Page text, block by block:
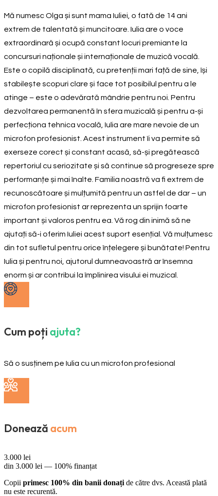
Mă numesc Olga și sunt mama Iuliei, o fată de 14 ani
extrem de talentată și muncitoare. Iulia are o voce
extraordinară și ocupă constant locuri premiante la
concursuri naționale și internaționale de muzică vocală.
Este o copilă disciplinată, cu pretenții mari față de sine, își
stabilește scopuri clare și face tot posibilul pentru a le
atinge – este o adevărată mândrie pentru noi. Pentru
dezvoltarea permanentă în sfera muzicală și pentru a-și
perfecționa tehnica vocală, Iulia are mare nevoie de un
microfon profesionist. Acest instrument îi va permite să
exerseze corect și constant acasă, să-și pregătească
repertoriul cu seriozitate și să continue să progreseze spre
performanțe și mai înalte. Familia noastră va fi extrem de
recunoscătoare și mulțumită pentru un astfel de dar – un
microfon profesionist ar reprezenta un sprijin foarte
important și valoros pentru ea. Vă rog din inimă să ne
ajutați să-i oferim Iuliei acest suport esențial. Vă mulțumesc
din tot sufletul pentru orice înțelegere și bunătate! Pentru
Iulia și pentru noi, ajutorul dumneavoastră ar însemna
enorm și ar contribui la împlinirea visului ei muzical.
Cum poți ajuta?
Să o susținem pe Iulia cu un microfon profesional
Donează acum
3.000 lei
din 3.000 lei — 100% finanțat
Copii primesc 100% din banii donați de către dvs. Această plată
nu este recurentă.